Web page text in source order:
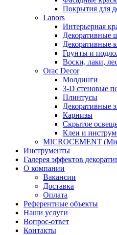
Покрытия для
Lanors
Интерьерная
Декоративные
Декоративные
Грунты и
Воски, лаки,
Orac Decor
Молдинги
3-D стеновые
Плинтусы
Декоративные
Карнизы
Скрытое
Клеи и
MICROCEMENT
Инструменты
Галерея эффектов
О компании
Вакансии
Доставка
Оплата
Референтные объекты
Наши услуги
Вопрос-ответ
Контакты